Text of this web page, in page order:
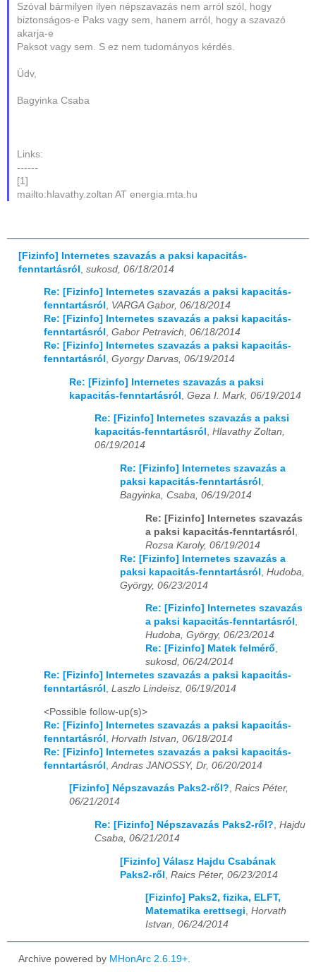
Szóval bármilyen ilyen népszavazás nem arról szól, hogy
biztonságos-e Paks vagy sem, hanem arról, hogy a szavazó
akarja-e
Paksot vagy sem. S ez nem tudományos kérdés.
Üdv,
Bagyinka Csaba
Links:
------
[1]
mailto:hlavathy.zoltan AT energia.mta.hu
[Fizinfo] Internetes szavazás a paksi kapacitás-
fenntartásról sukosd, 06/18/2014
Re: [Fizinfo] Internetes szavazás a paksi kapacitás-
fenntartásról , VARGA Gabor, 06/18/2014
Re: [Fizinfo] Internetes szavazás a paksi kapacitás-
fenntartásról , Gabor Petravich, 06/18/2014
Re: [Fizinfo] Internetes szavazás a paksi kapacitás-
fenntartásról , Gyorgy Darvas, 06/19/2014
Re: [Fizinfo] Internetes szavazás a paksi
kapacitás-fenntartásról
Geza I. Mark, 06/19/2014
Re: [Fizinfo] Internetes szavazás a paksi
kapacitás-fenntartásról , Hlavathy Zoltan,
06/19/2014
Re: [Fizinfo] Internetes szavazás a
paksi kapacitás-fenntartásról
Bagyinka, Csaba, 06/19/2014
Re: [Fizinfo] Internetes szavazás
a paksi kapacitás-fenntartásról
Rozsa Karoly, 06/19/2014
Re: [Fizinfo] Internetes szavazás a
paksi kapacitás-fenntartásról Hudoba,
György, 06/23/2014
Re: [Fizinfo] Internetes szavazás
a paksi kapacitás-fenntartásról ,
Hudoba, György, 06/23/2014
Re: [Fizinfo] Matek felmérő,
sukosd, 06/24/2014
Re: [Fizinfo] Internetes szavazás a paksi kapacitás-
fenntartásról , Laszlo Lindeisz, 06/19/2014
<Possible follow-up(s)>
Re: [Fizinfo] Internetes szavazás a paksi kapacitás-
fenntartásról
Horvath Istvan, 06/18/2014
Re: [Fizinfo] Internetes szavazás a paksi kapacitás-
fenntartásról
Andras JANOSSY, Dr, 06/20/2014
[Fizinfo] Népszavazás Paks2-ről?, Raics Péter,
06/21/2014
Re: [Fizinfo] Népszavazás Paks2-ről? Hajdu
Csaba, 06/21/2014
[Fizinfo] Válasz Hajdu Csabának
Paks2-ről Raics Péter, 06/23/2014
[Fizinfo] Paks2, fizika, ELFT,
Matematika erettsegi, Horvath
Istvan, 06/24/2014
Archive powered by MHonArc 2.6.19+.